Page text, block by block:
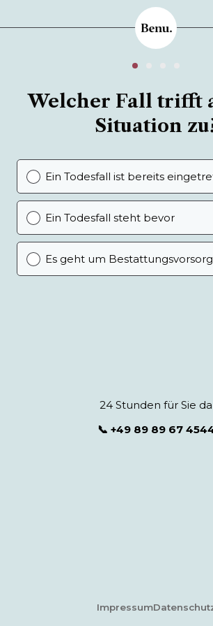
Welcher Fall trifft
Situation
Ein Todesfall ist bereits
Ein Todesfall steht bevor
Es geht um
24 Stunden für Sie da
📞 +49 89 89 67
Impressum